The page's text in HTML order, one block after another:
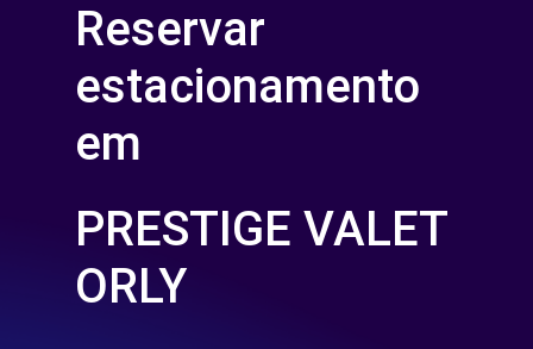
Reservar
estacionamento
em
PRESTIGE VALET
ORLY